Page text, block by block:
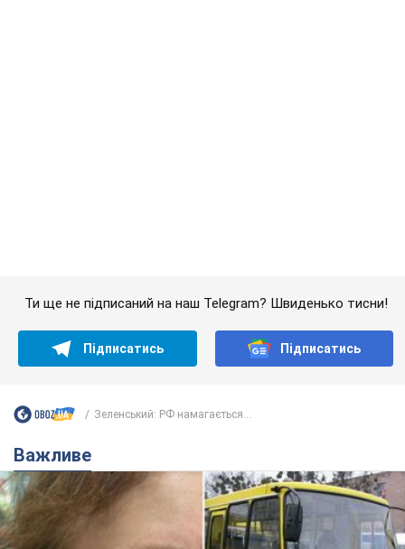
У Львові жінка спровокувала конфлікт,
розмовляючи російською мовою у маршрутці:
поліція склала адмінпротокол. Відео
На місце події прибули патрульні поліцейські та слідчо-
оперативна група